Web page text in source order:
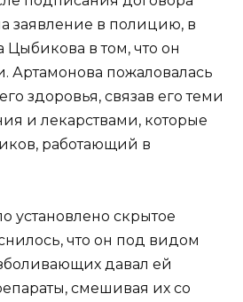
заявление в полицию, в
в том, что он
Артамонова пожаловалась
здоровья, связав его теми
и лекарствами, которые
работающий в
установлено скрытое
что он под видом
давал ей
смешивая их со